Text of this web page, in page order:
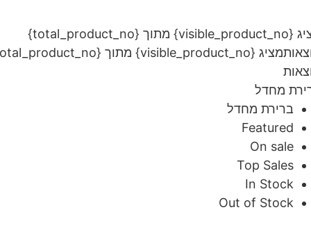
מציג {visible_product_no} מתוך {total_product_no}
מציג {visible_product_no} מתוך {total_product_no}
מחדל
ברירת מחדל
Featured
On sale
Top Sales
In Stock
Out of Stock